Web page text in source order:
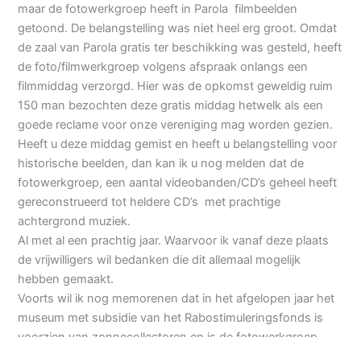
maar de fotowerkgroep heeft in Parola filmbeelden
getoond. De belangstelling was niet heel erg groot. Omdat
de zaal van Parola gratis ter beschikking was gesteld, heeft
de foto/filmwerkgroep volgens afspraak onlangs een
filmmiddag verzorgd. Hier was de opkomst geweldig ruim
150 man bezochten deze gratis middag hetwelk als een
goede reclame voor onze vereniging mag worden gezien.
Heeft u deze middag gemist en heeft u belangstelling voor
historische beelden, dan kan ik u nog melden dat de
fotowerkgroep, een aantal videobanden/CD’s geheel heeft
gereconstrueerd tot heldere CD’s met prachtige
achtergrond muziek.
Al met al een prachtig jaar. Waarvoor ik vanaf deze plaats
de vrijwilligers wil bedanken die dit allemaal mogelijk
hebben gemaakt.
Voorts wil ik nog memorenen dat in het afgelopen jaar het
museum met subsidie van het Rabostimuleringsfonds is